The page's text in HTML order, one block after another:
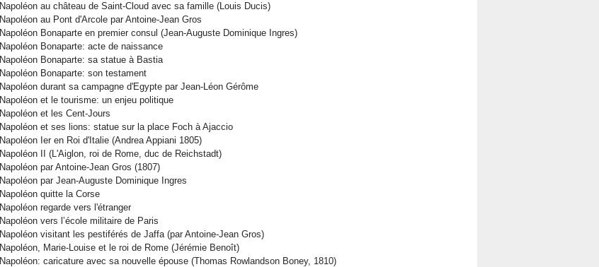
Napoléon au château de Saint-Cloud avec sa famille (Louis Ducis)
Napoléon au Pont d'Arcole par Antoine-Jean Gros
Napoléon Bonaparte en premier consul (Jean-Auguste Dominique Ingres)
Napoléon Bonaparte: acte de naissance
Napoléon Bonaparte: sa statue à Bastia
Napoléon Bonaparte: son testament
Napoléon durant sa campagne d'Egypte par Jean-Léon Gérôme
Napoléon et le tourisme: un enjeu politique
Napoléon et les Cent-Jours
Napoléon et ses lions: statue sur la place Foch à Ajaccio
Napoléon Ier en Roi d'Italie (Andrea Appiani 1805)
Napoléon II (L'Aiglon, roi de Rome, duc de Reichstadt)
Napoléon par Antoine-Jean Gros (1807)
Napoléon par Jean-Auguste Dominique Ingres
Napoléon quitte la Corse
Napoléon regarde vers l'étranger
Napoléon vers l’école militaire de Paris
Napoléon visitant les pestiférés de Jaffa (par Antoine-Jean Gros)
Napoléon, Marie-Louise et le roi de Rome (Jérémie Benoît)
Napoléon: caricature avec sa nouvelle épouse (Thomas Rowlandson Boney, 1810)